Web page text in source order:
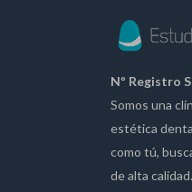
Nº Registro
Somos una
estética
como tú,
de alta calidad.